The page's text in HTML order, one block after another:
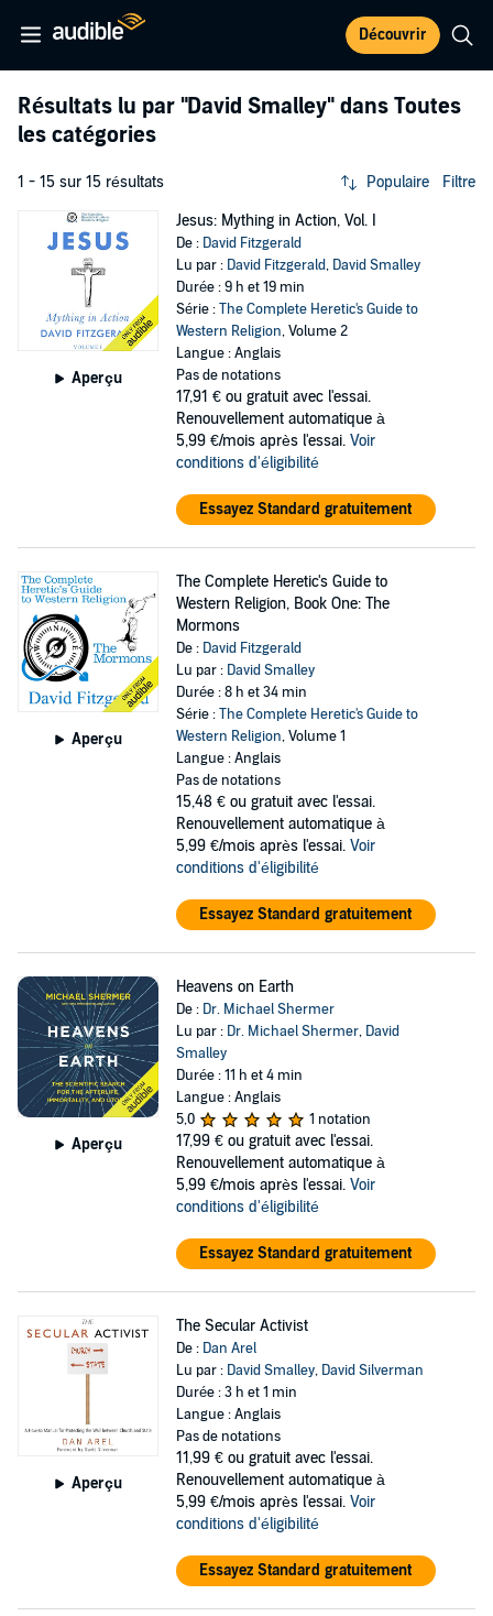
Découvrir
Résultats lu par "David Smalley" dans Toutes
les catégories
1 - 15 sur 15 résultats Populaire Filtre
Aperçu
Jesus: Mything in Action, Vol. I
De : David Fitzgerald
Lu par : David Fitzgerald, David Smalley
Durée : 9 h et 19 min
Série :The Complete Heretic's Guide to
Western Religion, Volume 2
Langue : Anglais
Pas de notations
17,91 € ou gratuit avec l'essai.
Renouvellement automatique à
5,99 €/mois après l'essai. Voir
conditions d'éligibilité
Essayez Standard gratuitement
Aperçu
The Complete Heretic's Guide to
Western Religion, Book One: The
Mormons
De : David Fitzgerald
Lu par : David Smalley
Durée : 8 h et 34 min
Série :The Complete Heretic's Guide to
Western Religion, Volume 1
Langue : Anglais
Pas de notations
15,48 € ou gratuit avec l'essai.
Renouvellement automatique à
5,99 €/mois après l'essai. Voir
conditions d'éligibilité
Essayez Standard gratuitement
Aperçu
Heavens on Earth
De : Dr. Michael Shermer
Lu par : Dr. Michael Shermer, David
Smalley
Durée : 11 h et 4 min
Langue : Anglais
5,0
1 notation
17,99 € ou gratuit avec l'essai.
Renouvellement automatique à
5,99 €/mois après l'essai. Voir
conditions d'éligibilité
Essayez Standard gratuitement
Aperçu
The Secular Activist
De : Dan Arel
Lu par : David Smalley, David Silverman
Durée : 3 h et 1 min
Langue : Anglais
Pas de notations
11,99 € ou gratuit avec l'essai.
Renouvellement automatique à
5,99 €/mois après l'essai. Voir
conditions d'éligibilité
Essayez Standard gratuitement